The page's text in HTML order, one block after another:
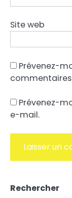
Site web
Prévenez-
Prévenez-
e-mail.
Rechercher